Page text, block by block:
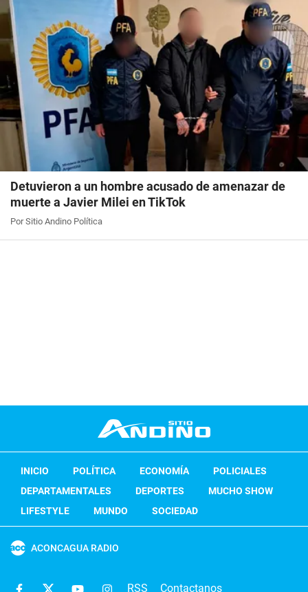
Detuvieron a un hombre acusado de amenazar de
muerte a Javier Milei en TikTok
Por Sitio Andino Política
INICIO POLÍTICA ECONOMÍA
POLICIALES
DEPARTAMENTALES
DEPORTES
MUCHO SHOW
LIFESTYLE
MUNDO SOCIEDAD
ACONCAGUA RADIO
RSS Contactanos